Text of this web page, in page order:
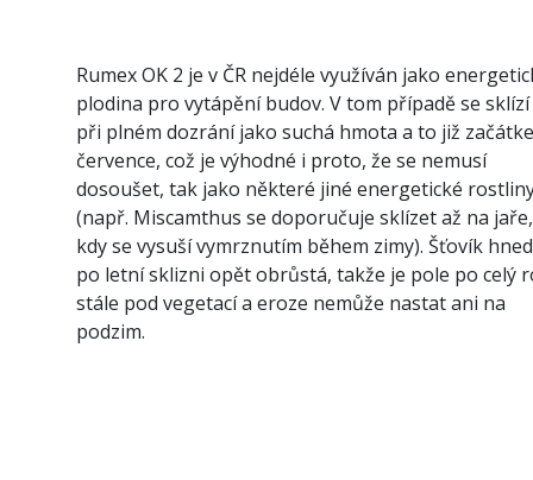
Rumex OK 2 je v ČR nejdéle využíván jako
plodina pro vytápění budov. V tom případě se sklízí
při plném dozrání jako suchá hmota a to již
července, což je výhodné i proto, že se nemusí
dosoušet, tak jako některé jiné energetické
(např. Miscamthus se doporučuje sklízet až na jaře,
kdy se vysuší vymrznutím během zimy). Šťovík hned
po letní sklizni opět obrůstá, takže je pole po celý
stále pod vegetací a eroze nemůže nastat ani na
podzim.